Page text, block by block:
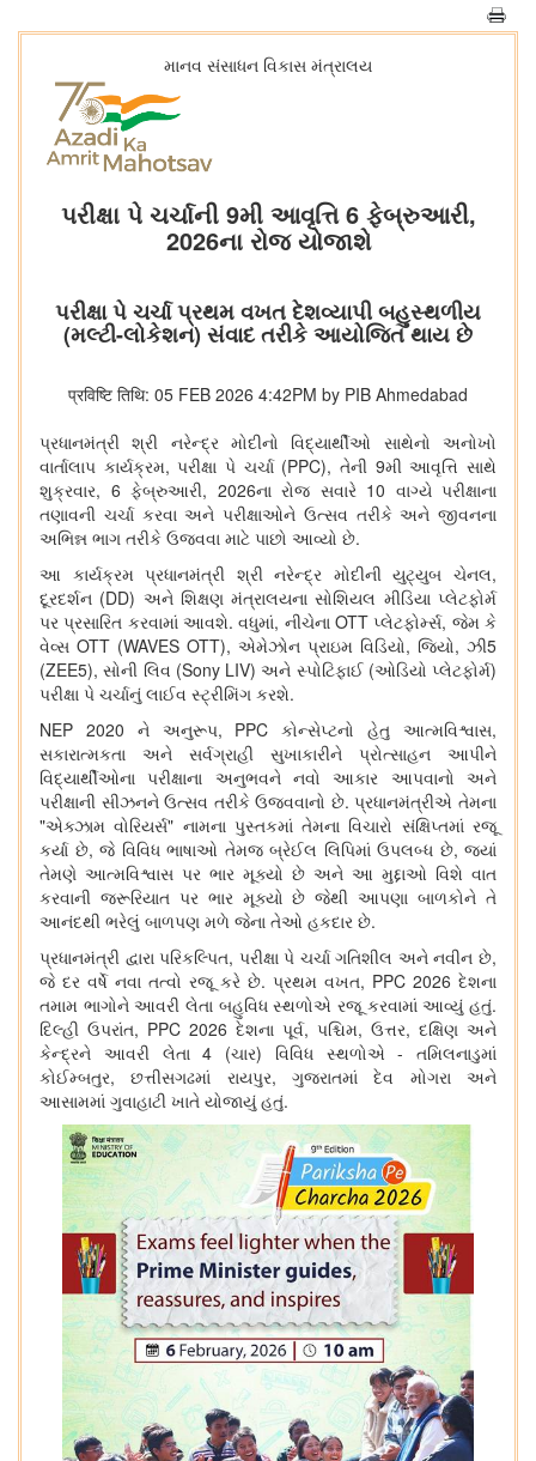
માનવ સંસાધન વિકાસ મંત્રાલય
પરીક્ષા પે ચર્ચાની 9મી આવૃત્તિ 6 ફેબ્રુઆરી,
2026ના રોજ યોજાશે
પરીક્ષા પે ચર્ચા પ્રથમ વખત દેશવ્યાપી બહુસ્થળીય
(મલ્ટી-લોકેશન) સંવાદ તરીકે આયોજિત થાય છે
प्रविष्टि तिथि: 05 FEB 2026 4:42PM by PIB Ahmedabad
પ્રધાનમંત્રી શ્રી નરેન્દ્ર મોદીનો વિદ્યાર્થીઓ સાથેનો અનોખો
વાર્તાલાપ કાર્યક્રમ, પરીક્ષા પે ચર્ચા (PPC),તેની 9મી આવૃત્તિ સાથે
શુક્રવાર, 6 ફેબ્રુઆરી, 2026ના રોજ સવારે10 વાગ્યે પરીક્ષાના
તણાવની ચર્ચા કરવા અને પરીક્ષાઓને ઉત્સવ તરીકે અને જીવનના
અભિન્ન ભાગ તરીકે ઉજવવા માટે પાછો આવ્યો છે.
આ કાર્યક્રમ પ્રધાનમંત્રી શ્રી નરેન્દ્ર મોદીની યુટ્યુબ ચેનલ,
દૂરદર્શન (DD) અને શિક્ષણ મંત્રાલયના સોશિયલ મીડિયા પ્લેટફોર્મ
પર પ્રસારિત કરવામાં આવશે. વધુમાં, નીચેનાOTT પ્લેટફોર્મ્સ, જેમ કે
વેવ્સ OTT (WAVES OTT), એમેઝોન પ્રાઇમ વિડિયો, જિયો, ઝી5
(ZEE5),સોની લિવ (Sony LIV)અને સ્પોટિફાઈ (ઓડિયો પ્લેટફોર્મ)
પરીક્ષા પે ચર્ચાનું લાઈવ સ્ટ્રીમિંગ કરશે.
NEP 2020 ને અનુરૂપ, PPCકોન્સેપ્ટનો હેતુ આત્મવિશ્વાસ,
સકારાત્મકતા અને સર્વગ્રાહી સુખાકારીને પ્રોત્સાહન આપીને
વિદ્યાર્થીઓના પરીક્ષાના અનુભવને નવો આકાર આપવાનો અને
પરીક્ષાની સીઝનને ઉત્સવ તરીકે ઉજવવાનો છે. પ્રધાનમંત્રીએ તેમના
"એક્ઝામ વોરિયર્સ" નામના પુસ્તકમાં તેમના વિચારો સંક્ષિપ્તમાં રજૂ
કર્યા છે, જે વિવિધ ભાષાઓ તેમજ બ્રેઈલ લિપિમાં ઉપલબ્ધ છે, જ્યાં
તેમણે આત્મવિશ્વાસ પર ભાર મૂક્યો છે અને આ મુદ્દાઓ વિશે વાત
કરવાની જરૂરિયાત પર ભાર મૂક્યો છે જેથી આપણા બાળકોને તે
આનંદથી ભરેલું બાળપણ મળે જેના તેઓ હકદાર છે.
પ્રધાનમંત્રી દ્વારા પરિકલ્પિત, પરીક્ષા પે ચર્ચા ગતિશીલ અને નવીન છે,
જે દર વર્ષે નવા તત્વો રજૂ કરે છે. પ્રથમ વખત, PPC 2026 દેશના
તમામ ભાગોને આવરી લેતા બહુવિધ સ્થળોએ રજૂ કરવામાં આવ્યું હતું.
દિલ્હી ઉપરાંત, PPC 2026 દેશના પૂર્વ, પશ્ચિમ, ઉત્તર, દક્ષિણ અને
કેન્દ્રને આવરી લેતા4 (ચાર) વિવિધ સ્થળોએ - તમિલનાડુમાં
કોઈમ્બતુર,છત્તીસગઢમાં રાયપુર,ગુજરાતમાં દેવ મોગરા
અને
આસામમાં ગુવાહાટી ખાતે યોજાયું હતું.